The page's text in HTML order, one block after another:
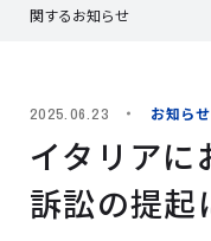
関するお知らせ
2025.06.23 お知らせ
イタリアに
訴訟の提起